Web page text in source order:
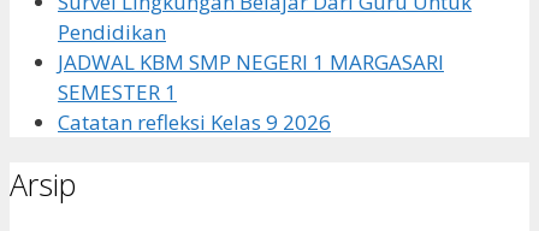
Pendidikan
JADWAL KBM SMP NEGERI 1 MARGASARI
SEMESTER 1
Catatan refleksi Kelas 9 2026
Arsip